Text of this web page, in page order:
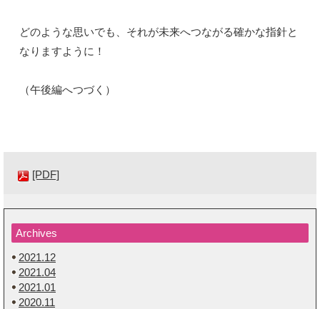
どのような思いでも、それが未来へつながる確かな指針と
なりますように！
（午後編へつづく）
[PDF]
Archives
2021.12
2021.04
2021.01
2020.11